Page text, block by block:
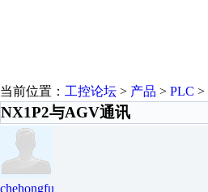
当前位置： 工控论坛 > 产品 > PLC >
NX1P2与AGV通讯
chehongfu